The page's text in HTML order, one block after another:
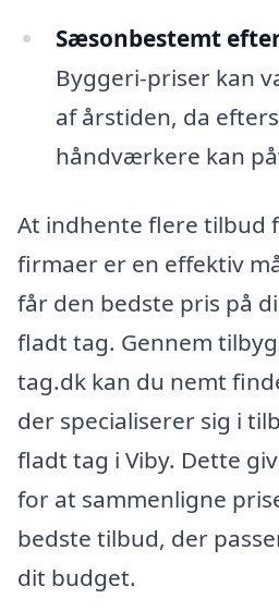
Sæsonbestemt
Byggeri-priser kan
af årstiden, da
håndværkere kan
At indhente flere tilbud
firmaer er en effektiv
får den bedste pris på
fladt tag. Gennem
tag.dk kan du nemt
der specialiserer sig i
fladt tag i Viby. Dette
for at sammenligne
bedste tilbud, der
dit budget.